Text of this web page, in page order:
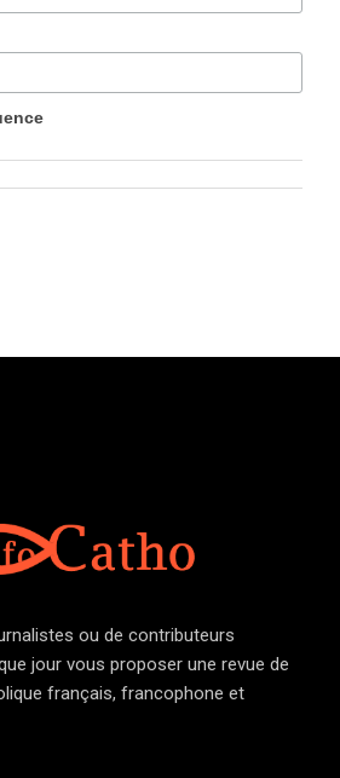
ou de contributeurs
jour vous proposer une revue de
français, francophone et